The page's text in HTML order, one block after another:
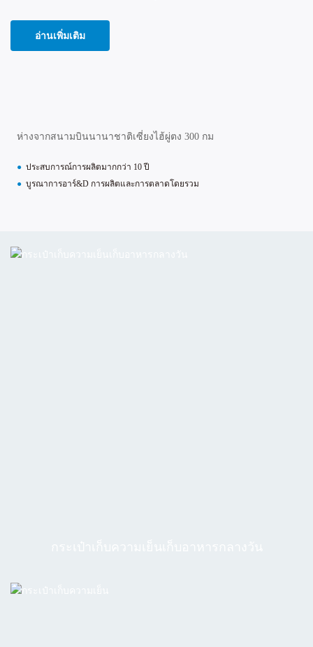
อ่านเพิ่มเติม
ห่างจากสนามบินนานาชาติเซี่ยงไฮ้ผู่ตง 300 กม
● ประสบการณ์การผลิตมากกว่า 10 ปี
● บูรณาการอาร์&D การผลิตและการตลาดโดยรวม